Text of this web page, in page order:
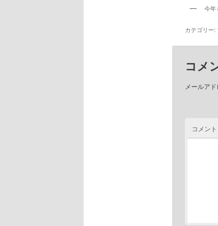
今年
カテゴリー:
コメ
メールア
コメント